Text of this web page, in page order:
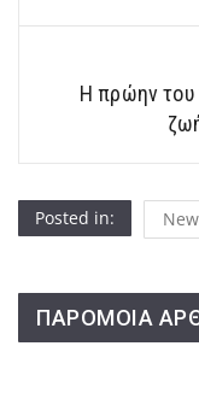
Η πρώην του
Posted in:
ΠΑΡΟΜΟΙΑ